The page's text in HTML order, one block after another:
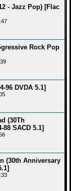
- Jazz Pop) [Flac
Rock Pop
96 DVDA 5.1]
(30Th
SACD 5.1]
(30th Anniversary